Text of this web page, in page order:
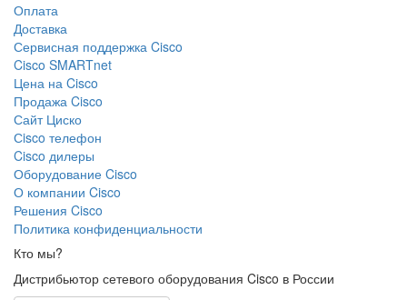
Оплата
Доставка
Сервисная поддержка Cisco
Cisco SMARTnet
Цена на Cisco
Продажа Cisco
Сайт Циско
Сisco телефон
Cisco дилеры
Оборудование Cisco
О компании Cisco
Решения Cisco
Политика конфиденциальности
Кто мы?
Дистрибьютор сетевого оборудования Cisco в России